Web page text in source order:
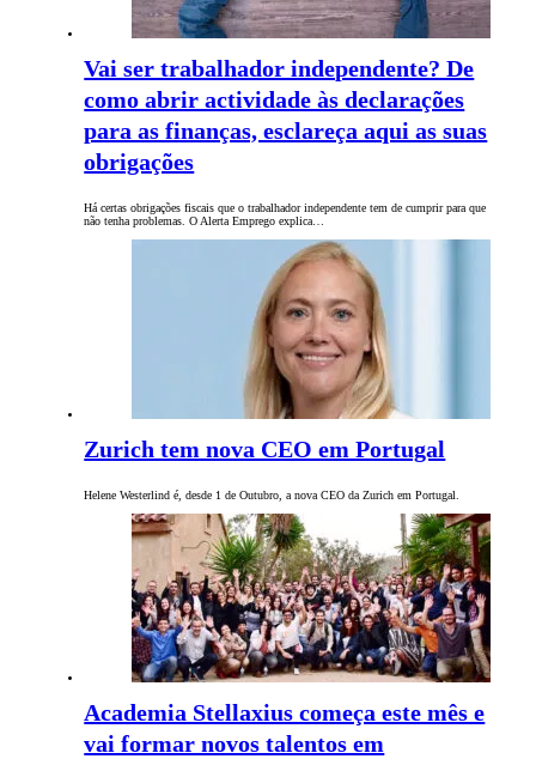
Vai ser trabalhador independente? De
como abrir actividade às declarações
para as finanças, esclareça aqui as suas
obrigações
Há certas obrigações fiscais que o trabalhador independente tem de cumprir para que
não tenha problemas. O Alerta Emprego explica…
Zurich tem nova CEO em Portugal
Helene Westerlind é, desde 1 de Outubro, a nova CEO da Zurich em Portugal.
Academia Stellaxius começa este mês e
vai formar novos talentos em